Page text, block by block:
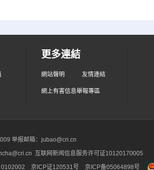
更多連結
網站聲明 友情連結
網上有害信息舉報專區
举报邮箱：jubao@cri.cn
互联网新闻信息服务许可证10120170005
0102002 京ICP证120531号 京ICP备05064898号